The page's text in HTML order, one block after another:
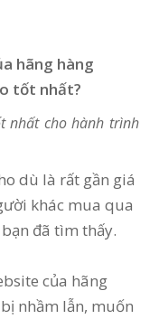
hãng hàng
tốt nhất?
nhất cho hành trình
dù là rất gần giá
khác mua qua
đã tìm thấy.
của hãng
nhầm lẫn, muốn